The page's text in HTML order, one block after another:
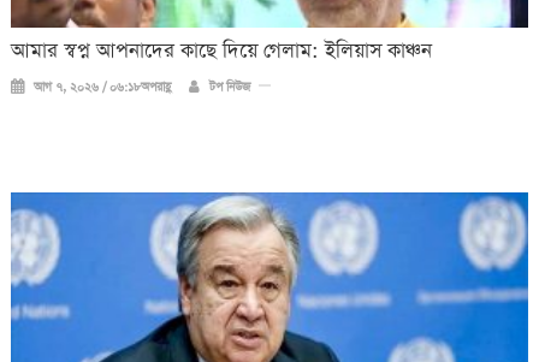
আমার স্বপ্ন আপনাদের কাছে দিয়ে গেলাম: ইলিয়াস কাঞ্চন
আগ ৭, ২০২৬ / ০৬:১৮অপরাহ্ণ টপ নিউজ